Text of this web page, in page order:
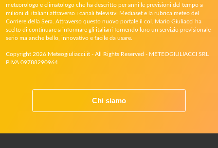
meteorologo e climatologo che ha descritto per anni le previsioni del tempo a
milioni di italiani attraverso i canali televisivi Mediaset e la rubrica meteo del
Corriere della Sera. Attraverso questo nuovo portale il col. Mario Giuliacci ha
scelto di continuare a informare gli italiani fornendo loro un servizio previsionale
serio ma anche bello, innovativo e facile da usare.
Copyright 2026 Meteogiuliacci.it - All Rights Reserved - METEOGIULIACCI SRL
P.IVA 09788290964
Chi siamo